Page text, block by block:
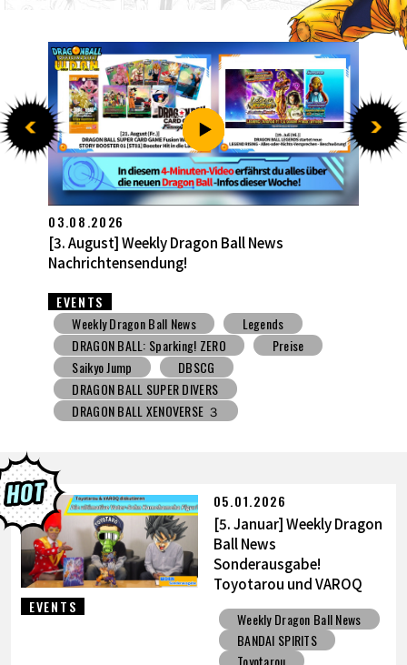
03.08.2026
[3. August] Weekly Dragon Ball News
Nachrichtensendung!
EVENTS
Weekly Dragon Ball News
Legends
DRAGON BALL: Sparking! ZERO
Preise
Saikyo Jump
DBSCG
DRAGON BALL SUPER DIVERS
DRAGON BALL XENOVERSE ３
EVENTS
05.01.2026
[5. Januar] Weekly Dragon
Ball News
Sonderausgabe!
Toyotarou und VAROQ
Vater-Sohn Kamehameha
Figur!
Weekly Dragon Ball News
BANDAI SPIRITS